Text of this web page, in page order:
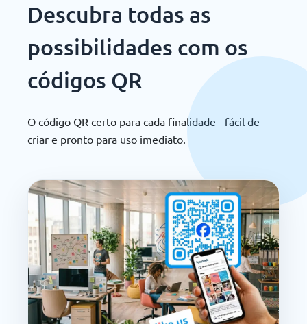
Descubra todas as
possibilidades com os
códigos QR
O código QR certo para cada finalidade - fácil de
criar e pronto para uso imediato.